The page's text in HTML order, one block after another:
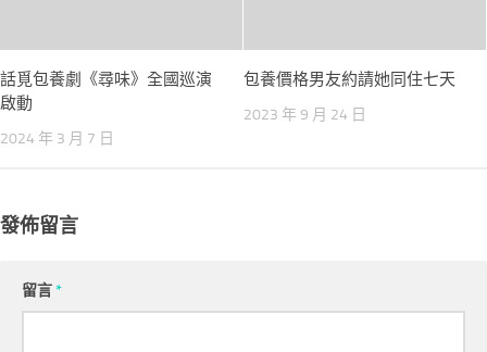
話覓包養劇《尋味》全國巡演
啟動
2024 年 3 月 7 日
包養價格男友約請她同住七天
2023 年 9 月 24 日
發佈留言
留言*